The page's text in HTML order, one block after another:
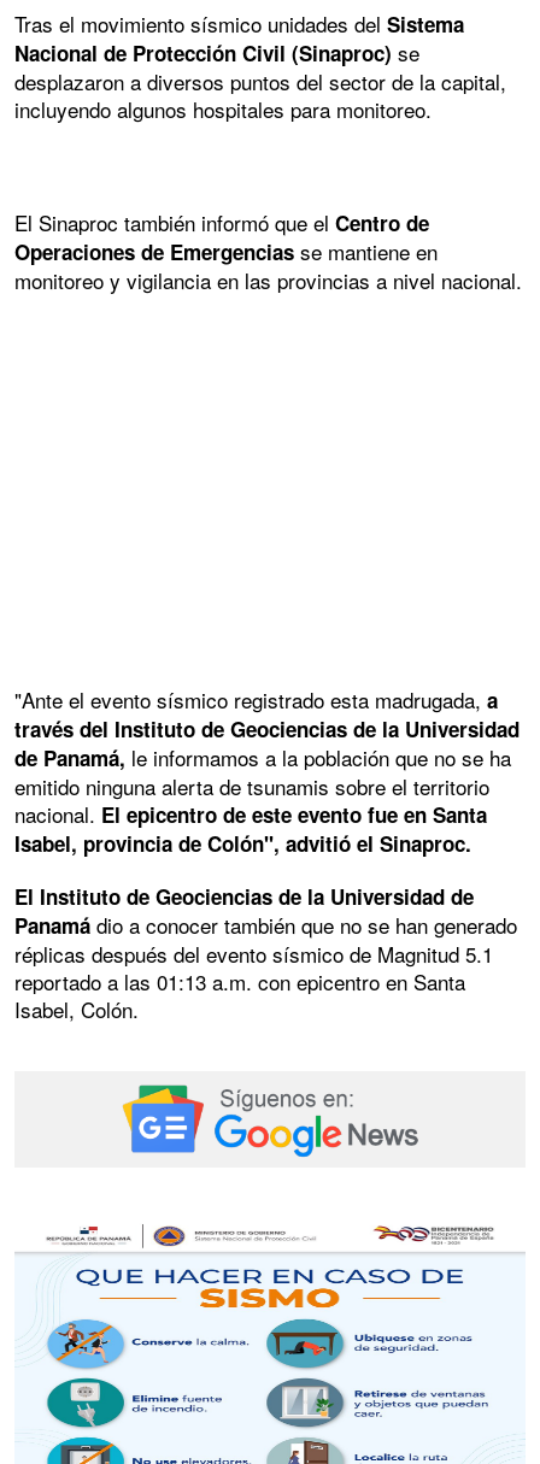
Tras el movimiento sísmico unidades del Sistema
Nacional de Protección Civil (Sinaproc) se
desplazaron a diversos puntos del sector de la capital,
incluyendo algunos hospitales para monitoreo.
El Sinaproc también informó que el Centro de
Operaciones de Emergencias se mantiene en
monitoreo y vigilancia en las provincias a nivel nacional.
"Ante el evento sísmico registrado esta madrugada, a
través del Instituto de Geociencias de la Universidad
de Panamá, le informamos a la población que no se ha
emitido ninguna alerta de tsunamis sobre el territorio
nacional. El epicentro de este evento fue en Santa
Isabel, provincia de Colón", advitió el Sinaproc.
El Instituto de Geociencias de la Universidad de
Panamá dio a conocer también que no se han generado
réplicas después del evento sísmico de Magnitud 5.1
reportado a las 01:13 a.m. con epicentro en Santa
Isabel, Colón.